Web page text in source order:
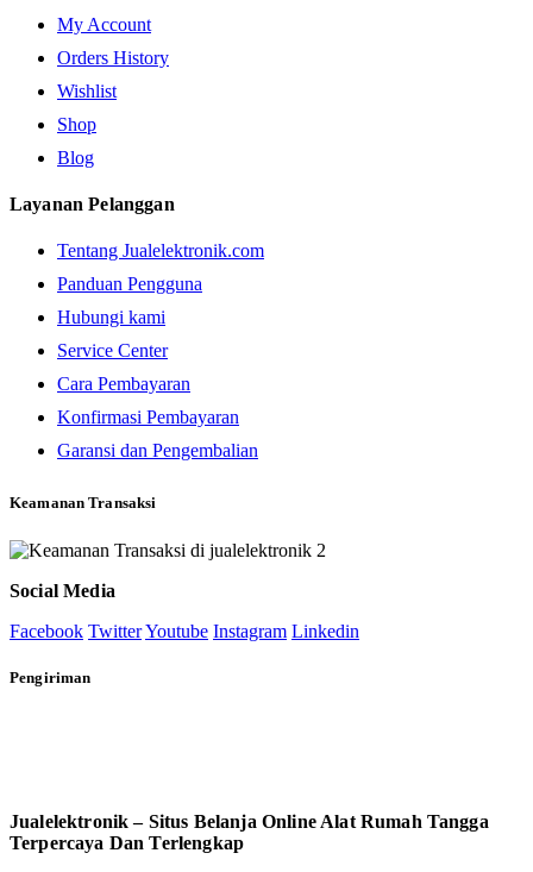
My Account
Orders History
Wishlist
Shop
Blog
Layanan Pelanggan
Tentang Jualelektronik.com
Panduan Pengguna
Hubungi kami
Service Center
Cara Pembayaran
Konfirmasi Pembayaran
Garansi dan Pengembalian
Keamanan Transaksi
Social Media
Facebook TwitterYoutube Instagram Linkedin
Pengiriman
Jualelektronik – Situs Belanja Online Alat Rumah Tangga
Terpercaya Dan Terlengkap